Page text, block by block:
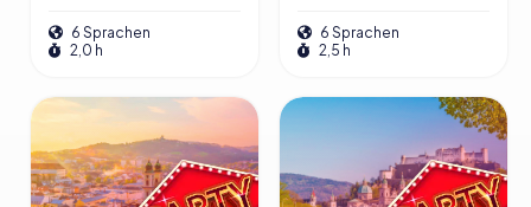
6 Sprachen
2,0 h
6 Sprachen
2,5 h